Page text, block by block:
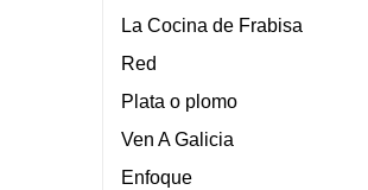
La Cocina de Frabisa
Red
Plata o plomo
Ven A Galicia
Enfoque